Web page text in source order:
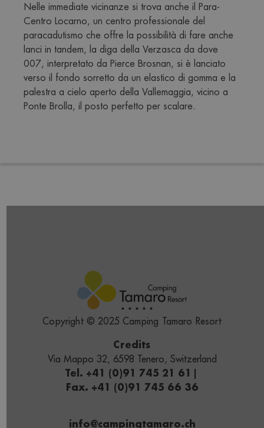
Nelle immediate vicinanze si trova anche il Para-
Centro Locarno, un centro professionale del
paracadutismo che offre la possibilità di fare anche
lanci in tandem, la diga della Verzasca da dove
007, interpretato da Pierce Brosnan, si è lanciato
verso il fondo sorretto da un elastico di gomma e la
palestra a cielo aperto della Vallemaggia, vicino a
Ponte Brolla, il posto perfetto per scalare.
Copyright © 2025 Camping Tamaro Resort
Credits
Via Mappo 32, 6598 Tenero, Switzerland
Tel. +41 (0)91 745 21 61 |
Fax. +41 (0)91 745 66 36
info@campingtamaro.ch